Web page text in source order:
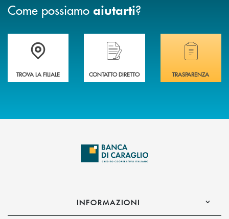
Come possiamo aiutarti?
Accedi all' elenco completo delle filiali di Banca di Caraglio.
TROVA LA FILIALE
Hai bisogno di assistenza immediata?
CONTATTO DIRETTO
Hai bisogno di
TRASPARENZA
INFORMAZIONI